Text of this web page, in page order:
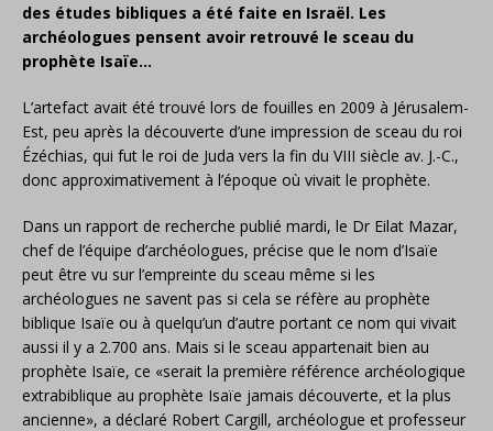
des études bibliques a été faite en Israël. Les
archéologues pensent avoir retrouvé le sceau du
prophète Isaïe…
​L’artefact avait été trouvé lors de fouilles en 2009 à Jérusalem-
Est, peu après la découverte d’une impression de sceau du roi
Ézéchias, qui fut le roi de Juda vers la fin du VIII siècle av. J.-C.,
donc approximativement à l’époque où vivait le prophète.
Dans un rapport de recherche publié mardi, le Dr Eilat Mazar,
chef de l’équipe d’archéologues, précise que le nom d’Isaïe
peut être vu sur l’empreinte du sceau même si les
archéologues ne savent pas si cela se réfère au prophète
biblique Isaïe ou à quelqu’un d’autre portant ce nom qui vivait
aussi il y a 2.700 ans. Mais si le sceau appartenait bien au
prophète Isaïe, ce «serait la première référence archéologique
extrabiblique au prophète Isaïe jamais découverte, et la plus
ancienne», a déclaré Robert Cargill, archéologue et professeur